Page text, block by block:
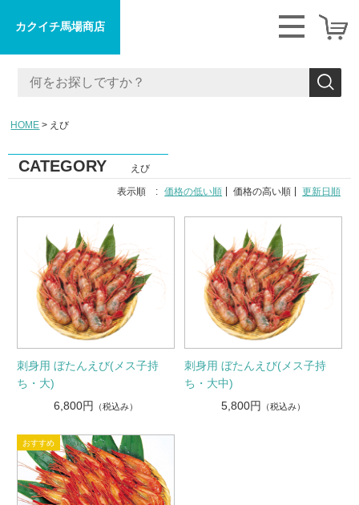
カクイチ馬場商店
HOME えび
CATEGORY えび
表示順 : 価格の低い順 価格の高い順 更新日順
刺身用 ぼたんえび(メス子持
ち・大)
6,800円
（税込み）
刺身用 ぼたんえび(メス子持
ち・大中)
5,800円
（税込み）